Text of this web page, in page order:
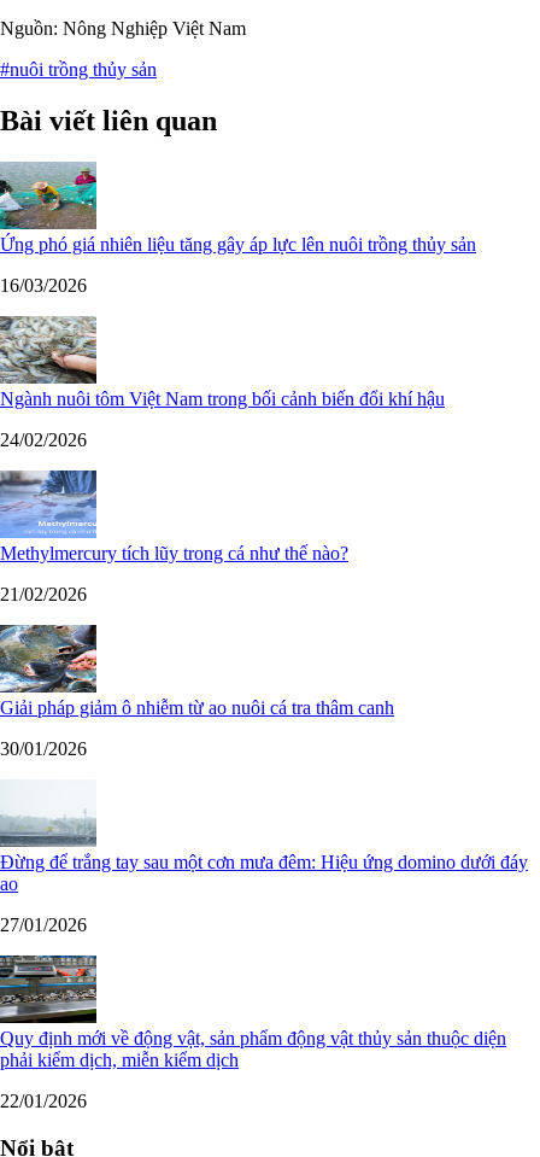
Nguồn: Nông Nghiệp Việt Nam
#nuôi trồng thủy sản
Bài viết liên quan
Ứng phó giá nhiên liệu tăng gây áp lực lên nuôi trồng thủy sản
16/03/2026
Ngành nuôi tôm Việt Nam trong bối cảnh biến đổi khí hậu
24/02/2026
Methylmercury tích lũy trong cá như thế nào?
21/02/2026
Giải pháp giảm ô nhiễm từ ao nuôi cá tra thâm canh
30/01/2026
Đừng để trắng tay sau một cơn mưa đêm: Hiệu ứng domino dưới đáy
ao
27/01/2026
Quy định mới về động vật, sản phẩm động vật thủy sản thuộc diện
phải kiểm dịch, miễn kiểm dịch
22/01/2026
Nổi bật